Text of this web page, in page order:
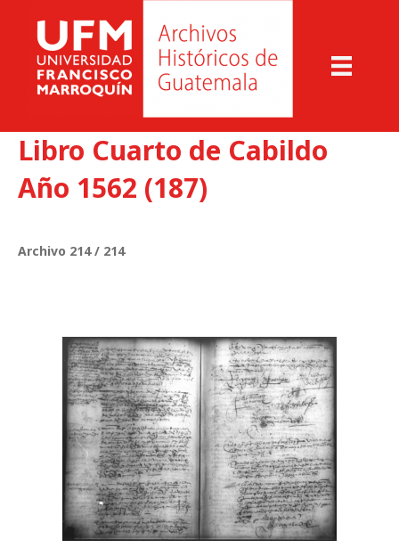
Libro Cuarto de Cabildo
Año 1562 (187)
Archivo 214 / 214